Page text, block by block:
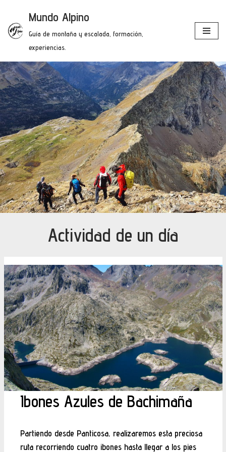
Saltar
al
Mundo Alpino
Guía de montaña y escalada, formación,
experiencias.
Actividad de un día
Ibones Azules de Bachimaña
Partiendo desde Panticosa, realizaremos esta preciosa
ruta recorriendo cuatro ibones hasta llegar a los pies